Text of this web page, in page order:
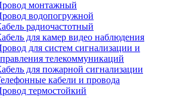
монтажный
водопогружной
радиочастотный
для камер видео наблюдения
для систем сигнализации и
телекоммуникаций
для пожарной сигнализации
кабели и провода
термостойкий